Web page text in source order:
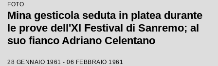
FOTO
Mina gesticola seduta in platea durante
le prove dell'XI Festival di Sanremo; al
suo fianco Adriano Celentano
28 GENNAIO 1961 - 06 FEBBRAIO 1961